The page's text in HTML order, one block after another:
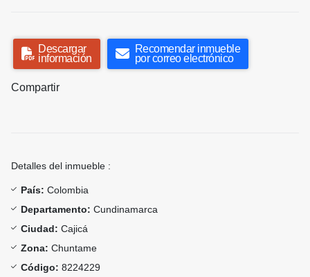
Descargar
información
Recomendar inmueble
por correo electrónico
Compartir
Detalles del inmueble :
País: Colombia
Departamento: Cundinamarca
Ciudad: Cajicá
Zona: Chuntame
Código: 8224229